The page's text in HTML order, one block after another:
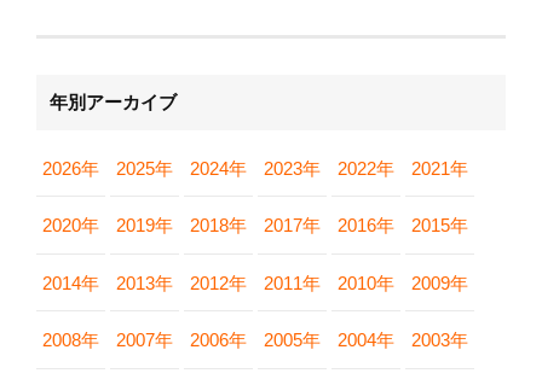
年別アーカイブ
2026年 2025年 2024年 2023年 2022年 2021年
2020年 2019年 2018年 2017年 2016年 2015年
2014年 2013年 2012年 2011年 2010年 2009年
2008年 2007年 2006年 2005年 2004年 2003年